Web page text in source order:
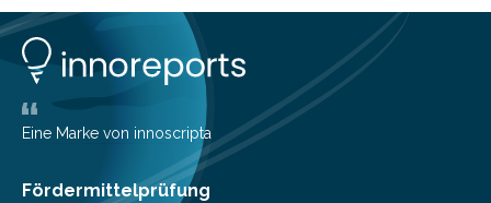
Universität Potsdam und die Reiss-Engelhorn-Museen
Mannheim mit dem Curt-Engelhorn-Zentrum
Archäometrie hat dazu eine Studie im Fachjournal
Current Biology veröffentlicht. Bisher ging man davon
aus, dass gewöhnliche Flusspferde (Hippopotamus
amphibius) in Mitteleuropa vor ungefähr…
Eine Marke von innoscripta
Fördermittelprüfung